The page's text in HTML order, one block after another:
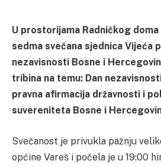
U prostorijama Radničkog doma
sedma svečana sjednica Vijeća
nezavisnosti Bosne i
tribina na temu: Dan
pravna afirmacija državnosti i
suvereniteta Bosne i
Svečanost je privukla pažnju
općine Vareš i počela je u 19:00